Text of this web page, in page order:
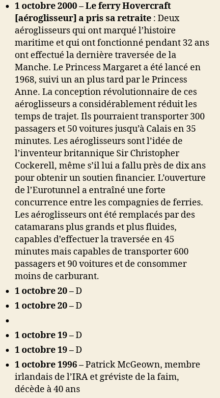
1 octobre 2000 – Le ferry Hovercraft
[aéroglisseur] a pris sa retraite : Deux
aéroglisseurs qui ont marqué l’histoire
maritime et qui ont fonctionné pendant 32 ans
ont effectué la dernière traversée de la
Manche. Le Princess Margaret a été lancé en
1968, suivi un an plus tard par le Princess
Anne. La conception révolutionnaire de ces
aéroglisseurs a considérablement réduit les
temps de trajet. Ils pourraient transporter 300
passagers et 50 voitures jusqu’à Calais en 35
minutes. Les aéroglisseurs sont l’idée de
l’inventeur britannique Sir Christopher
Cockerell, même s’il lui a fallu près de dix ans
pour obtenir un soutien financier. L’ouverture
de l’Eurotunnel a entraîné une forte
concurrence entre les compagnies de ferries.
Les aéroglisseurs ont été remplacés par des
catamarans plus grands et plus fluides,
capables d’effectuer la traversée en 45
minutes mais capables de transporter 600
passagers et 90 voitures et de consommer
moins de carburant.
1 octobre 20–D
1 octobre 20–D
1 octobre 19 –D
1 octobre 19–D
1 octobre 1996 –Patrick McGeown, membre
irlandais de l’IRA et gréviste de la faim,
décède à 40 ans